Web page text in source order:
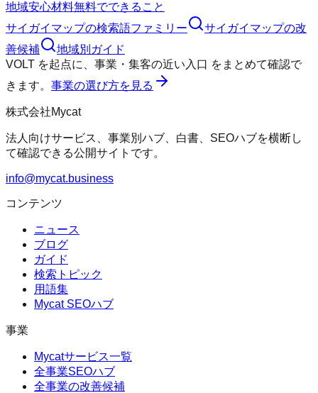
地域安心材料無料でできること
サイガイマップの検索語ファミリー サイガイマップの改
善候補
地域別ガイド
VOLT を起点に、 事業・集客の近い入口 をまとめて確認で
きます。 事業の選び方を見る
株式会社Mycat
法人向けサービス、事業別ハブ、白書、SEOハブを横断し
て確認できる公開サイトです。
info@mycat.business
コンテンツ
ニュース
ブログ
ガイド
検索トピック
用語集
Mycat SEOハブ
事業
Mycatサービス一覧
全事業SEOハブ
全事業の改善候補